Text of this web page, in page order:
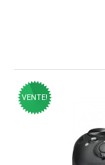
VENTE!